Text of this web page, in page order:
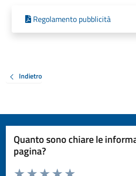
Regolamento pubblicità
Indietro
Quanto sono chiare le
pagina?
Valuta da 1 a 5 stelle la pagina